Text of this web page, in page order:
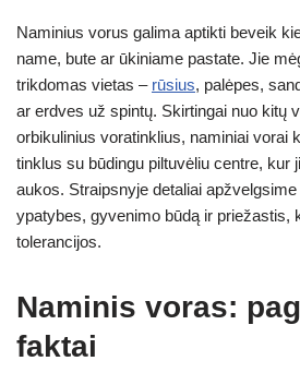
Naminius vorus galima aptikti beveik
name, bute ar ūkiniame pastate. Jie
trikdomas vietas – rūsius, palėpes,
ar erdves už spintų. Skirtingai nuo kitų
orbikulinius voratinklius, naminiai vorai
tinklus su būdingu piltuvėliu centre, kur
aukos. Straipsnyje detaliai
ypatybes, gyvenimo būdą ir priežastis,
tolerancijos.
Naminis voras:
faktai